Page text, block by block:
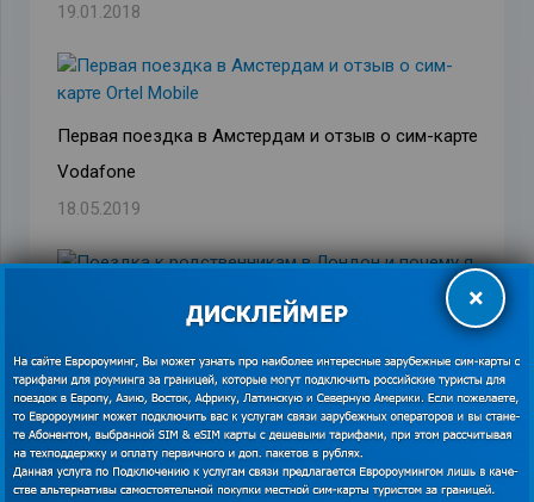
19.01.2018
Первая поездка в Амстердам и отзыв о сим-карте
Vodafone
18.05.2019
Поездка к родственникам в Лондон и почему я
рекомендую тариф Globalsim Direct?
04.08.2019
×